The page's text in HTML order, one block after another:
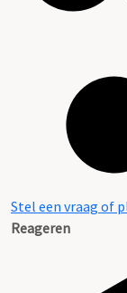
Stel een vraag of
Reageren